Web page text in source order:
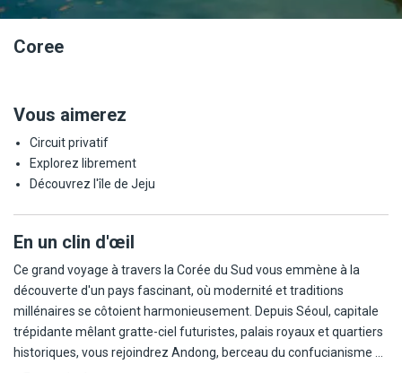
Coree
Vous aimerez
Circuit privatif
Explorez librement
Découvrez l'île de Jeju
En un clin d'œil
Ce grand voyage à travers la Corée du Sud vous emmène à la
découverte d'un pays fascinant, où modernité et traditions
millénaires se côtoient harmonieusement. Depuis Séoul, capitale
trépidante mêlant gratte-ciel futuristes, palais royaux et quartiers
historiques, vous rejoindrez Andong, berceau du confucianisme et